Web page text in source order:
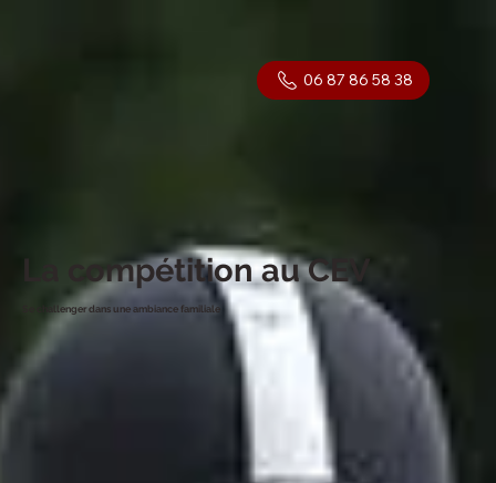
06 87 86 58 38
La compétition au CEV
Se challenger dans une ambiance familiale